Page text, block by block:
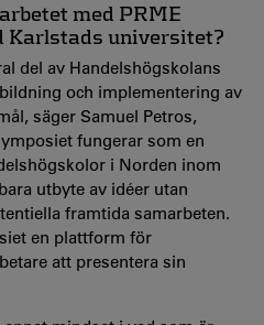
med PRME
Karlstads universitet?
del av Handelshögskolans
och implementering av
säger Samuel Petros,
fungerar som en
i Norden inom
utbyte av idéer utan
framtida samarbeten.
en plattform för
att presentera sin